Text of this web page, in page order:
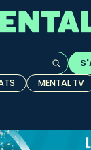
l'auto-MENTAL TV